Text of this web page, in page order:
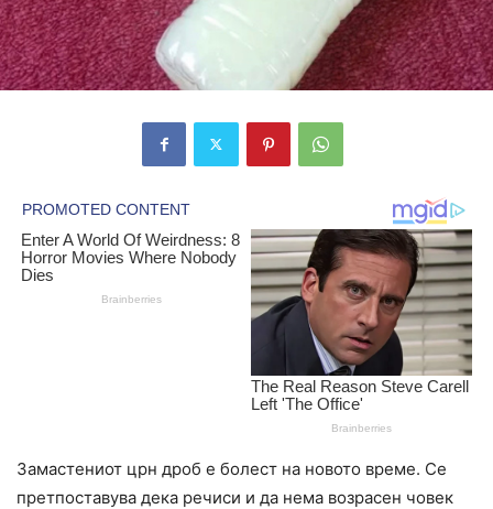
Замacтениот црн дроб е болecт на новото време. Се
претпоставува дека речиси и да нема возрасен човек